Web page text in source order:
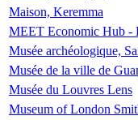
Maison, Keremma
MEET Economic Hub -
Musée archéologique,
Musée de la ville de
Musée du Louvres Lens
Museum of London